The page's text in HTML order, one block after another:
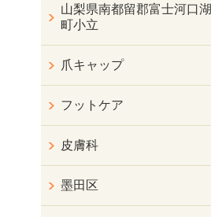
山梨県南都留郡富士河口湖
町小立
爪キャップ
フットケア
皮膚科
墨田区